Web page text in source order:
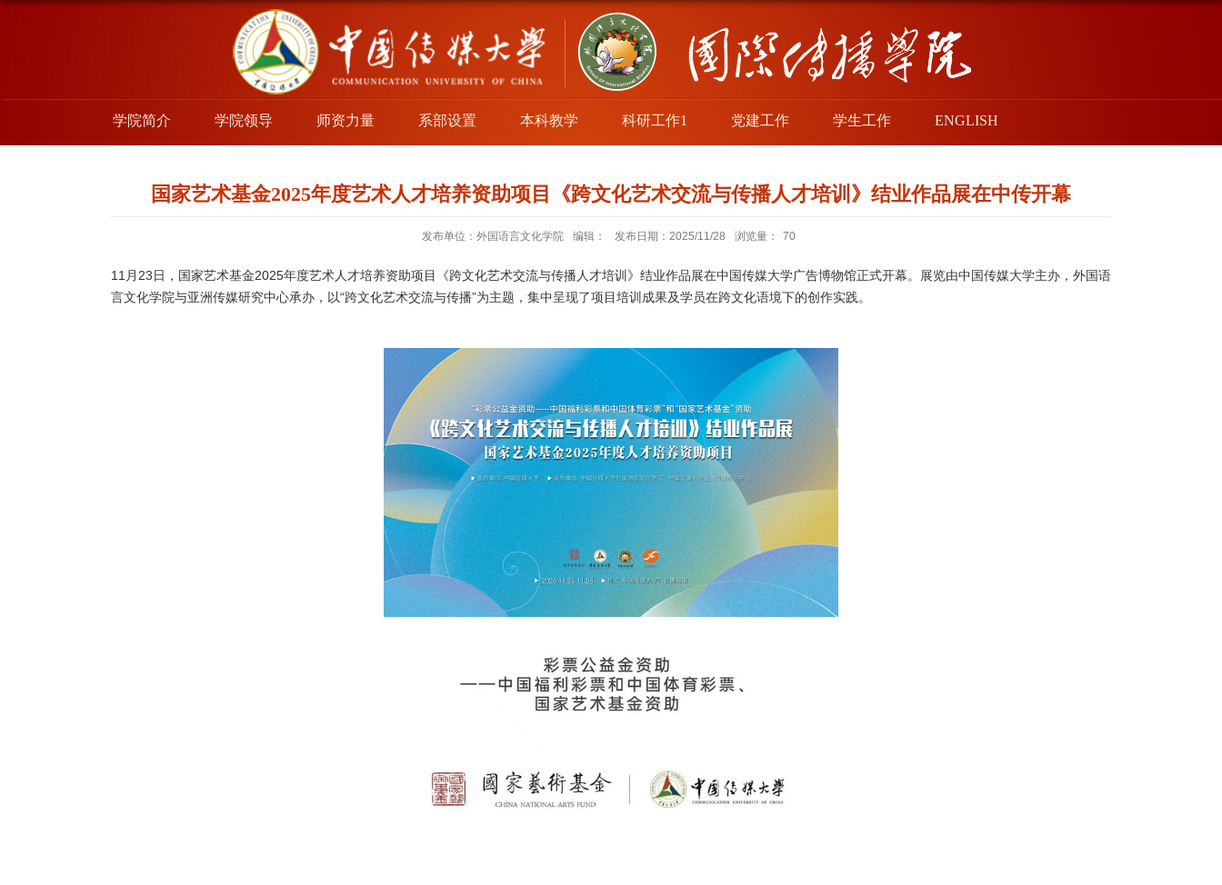
学院简介 学院领导 师资力量 系部设置 本科教学 科研工作1 党建工作 学生工作 ENGLISH
国家艺术基金2025年度艺术人才培养资助项目《跨文化艺术交流与传播人才培训》结业作品展在中传开幕
发布单位：外国语言文化学院 编辑： 发布日期：2025/11/28 浏览量： 70
11月23日，国家艺术基金2025年度艺术人才培养资助项目《跨文化艺术交流与传播人才培训》结业作品展在中国传媒大学广告博物馆正式开幕。展览由中国传媒大学主办，外国语
言文化学院与亚洲传媒研究中心承办，以“跨文化艺术交流与传播”为主题，集中呈现了项目培训成果及学员在跨文化语境下的创作实践。